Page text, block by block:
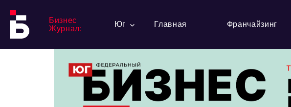
Бизнес
Журнал:
Юг Главная Франчайзинг